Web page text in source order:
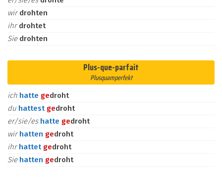
wirdrohten
ihrdrohtet
Sie drohten
Plus-que-parfait
Plusquamperfekt
ich hatte gedroht
du hattest gedroht
er/sie/es hatte gedroht
wirhatten gedroht
ihrhattet gedroht
Sie hatten gedroht